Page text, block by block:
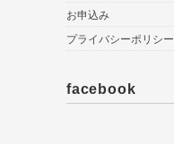
お申込み
プライバシーポリシー
facebook